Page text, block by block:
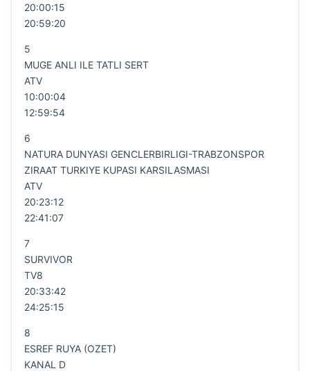
20:00:15
20:59:20
5
MUGE ANLI ILE TATLI SERT
ATV
10:00:04
12:59:54
6
NATURA DUNYASI GENCLERBIRLIGI-TRABZONSPOR
ZIRAAT TURKIYE KUPASI KARSILASMASI
ATV
20:23:12
22:41:07
7
SURVIVOR
TV8
20:33:42
24:25:15
8
ESREF RUYA (OZET)
KANAL D